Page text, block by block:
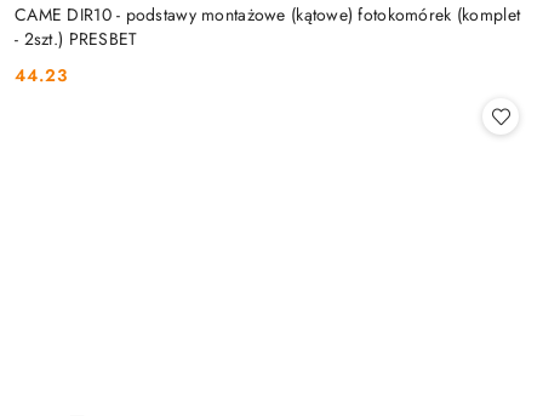
CAME DIR10 - podstawy montażowe (kątowe) fotokomórek (komplet
- 2szt.) PRESBET
Cena:
44.23